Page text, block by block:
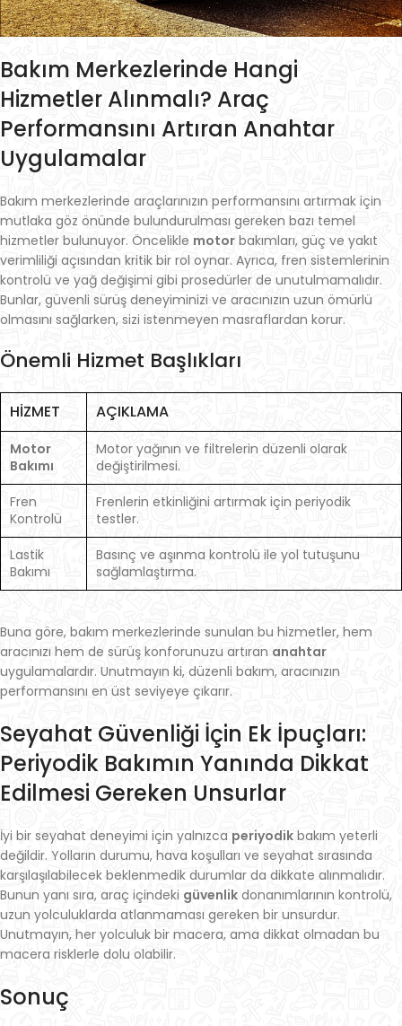
Bakım Merkezlerinde Hangi
Hizmetler Alınmalı? Araç
Performansını Artıran Anahtar
Uygulamalar
Bakım merkezlerinde araçlarınızın performansını artırmak için
mutlaka göz önünde bulundurulması gereken bazı temel
hizmetler bulunuyor. Öncelikle motor bakımları, güç ve yakıt
verimliliği açısından kritik bir rol oynar. Ayrıca, fren sistemlerinin
kontrolü ve yağ değişimi gibi prosedürler de unutulmamalıdır.
Bunlar, güvenli sürüş deneyiminizi ve aracınızın uzun ömürlü
olmasını sağlarken, sizi istenmeyen masraflardan korur.
Önemli Hizmet Başlıkları
HIZMET AÇIKLAMA
Motor
Bakımı
Motor yağının ve filtrelerin düzenli olarak
değiştirilmesi.
Fren
Kontrolü
Frenlerin etkinliğini artırmak için periyodik
testler.
Lastik
Bakımı
Basınç ve aşınma kontrolü ile yol tutuşunu
sağlamlaştırma.
Buna göre, bakım merkezlerinde sunulan bu hizmetler, hem
aracınızı hem de sürüş konforunuzu artıran anahtar
uygulamalardır. Unutmayın ki, düzenli bakım, aracınızın
performansını en üst seviyeye çıkarır.
Seyahat Güvenliği İçin Ek İpuçları:
Periyodik Bakımın Yanında Dikkat
Edilmesi Gereken Unsurlar
İyi bir seyahat deneyimi için yalnızca periyodik bakım yeterli
değildir. Yolların durumu, hava koşulları ve seyahat sırasında
karşılaşılabilecek beklenmedik durumlar da dikkate alınmalıdır.
Bunun yanı sıra, araç içindeki güvenlik donanımlarının kontrolü,
uzun yolculuklarda atlanmaması gereken bir unsurdur.
Unutmayın, her yolculuk bir macera, ama dikkat olmadan bu
macera risklerle dolu olabilir.
Sonuç